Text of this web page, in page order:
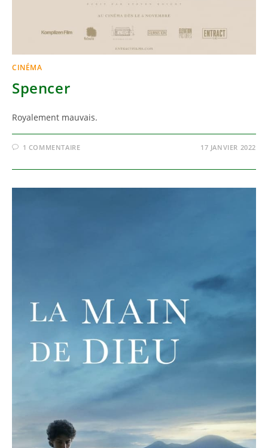
CINÉMA
Spencer
Royalement mauvais.
1 COMMENTAIRE 17 JANVIER 2022